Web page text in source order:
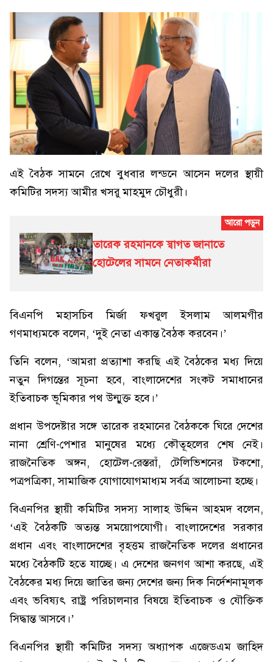
এই বৈঠক সামনে রেখে বুধবার লন্ডনে আসেন দলের স্থায়ী
কমিটির সদস্য আমীর খসরু মাহমুদ চৌধুরী।
তারেক রহমানকে স্বাগত জানাতে
হোটেলের সামনে নেতাকর্মীরা
বিএনপি মহাসচিব মির্জা ফখরুল ইসলাম আলমগীর
গণমাধ্যমকে বলেন, ‘দুই নেতা একান্ত বৈঠক করবেন।’
তিনি বলেন, ‘আমরা প্রত্যাশা করছি এই বৈঠকের মধ্য দিয়ে
নতুন দিগন্তের সূচনা হবে, বাংলাদেশের সংকট সমাধানের
ইতিবাচক ভূমিকার পথ উন্মুক্ত হবে।’
প্রধান উপদেষ্টার সঙ্গে তারেক রহমানের বৈঠককে ঘিরে দেশের
নানা শ্রেণি-পেশার মানুষের মধ্যে কৌতূহলের শেষ নেই।
রাজনৈতিক অঙ্গন, হোটেল-রেস্তরাঁ, টেলিভিশনের টকশো,
পত্রপত্রিকা, সামাজিক যোগাযোগমাধ্যম সর্বত্র আলোচনা হচ্ছে।
বিএনপির স্থায়ী কমিটির সদস্য সালাহ উদ্দিন আহমদ বলেন,
‘এই বৈঠকটি অত্যন্ত সময়োপযোগী। বাংলাদেশের সরকার
প্রধান এবং বাংলাদেশের বৃহত্তম রাজনৈতিক দলের প্রধানের
মধ্যে বৈঠকটি হতে যাচ্ছে। এ দেশের জনগণ আশা করছে, এই
বৈঠকের মধ্য দিয়ে জাতির জন্য দেশের জন্য দিক নির্দেশনামূলক
এবং ভবিষ্যৎ রাষ্ট্র পরিচালনার বিষয়ে ইতিবাচক ও যৌক্তিক
সিদ্ধান্ত আসবে।’
বিএনপির স্থায়ী কমিটির সদস্য অধ্যাপক এজেডএম জাহিদ